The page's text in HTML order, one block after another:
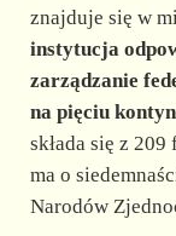
znajduje się w
instytucja
zarządzanie
na pięciu
składa się z
ma o
Narodów